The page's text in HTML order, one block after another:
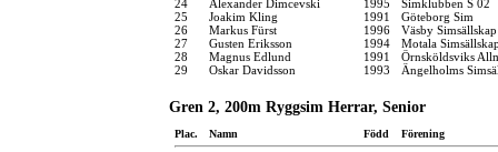
24
Alexander Dimcevski 1995
Simklubben S 02
25
Joakim Kling 1991
Göteborg Sim
26
Markus Fürst 1996
Väsby Simsällskap
27
Gusten Eriksson 1994
Motala
28
Magnus Edlund 1991
Örnsköldsviks
29
Oskar Davidsson 1993 Ängelholms
Gren 2, 200m Ryggsim Herrar, Senior
Plac. Namn Född Förening